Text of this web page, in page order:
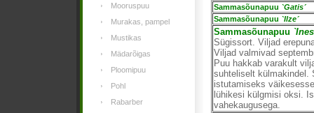
Mooruspuu
Murakas, pampel
Mustikas
Mädarõigas
Ploomipuu
Pohl
Rabarber
Sammasõunapuu `Gatis´
Sammasõunapuu `Ilze´
Sammasõunapuu
Sügissort. Viljad
Viljad valmivad
Puu hakkab varakult
suhteliselt külmakindel.
istutamiseks
lühikesi külgmisi oksi.
vahekaugusega.